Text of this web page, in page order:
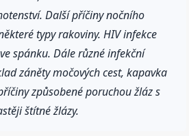
Další příčiny nočního
typy rakoviny. HIV infekce
spánku. Dále různé infekční
záněty močových cest, kapavka
způsobené poruchou žláz s
štítné žlázy.